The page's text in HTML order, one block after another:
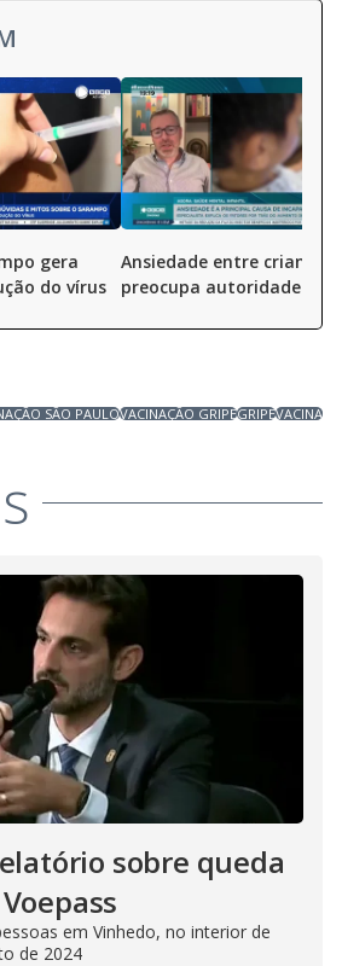
gera
do vírus
Ansiedade entre crianças
preocupa autoridades
SÃO PAULOVACINAÇÃO GRIPEGRIPEVACINA
sobre queda
em Vinhedo, no interior de
de 2024